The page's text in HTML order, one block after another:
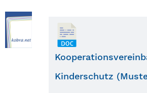
Kinderschutz